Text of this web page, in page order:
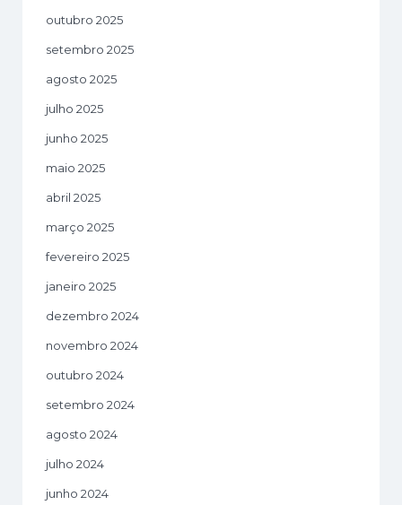
outubro 2025
setembro 2025
agosto 2025
julho 2025
junho 2025
maio 2025
abril 2025
março 2025
fevereiro 2025
janeiro 2025
dezembro 2024
novembro 2024
outubro 2024
setembro 2024
agosto 2024
julho 2024
junho 2024